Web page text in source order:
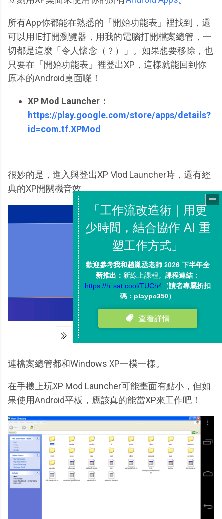
所有App你都能在熟悉的「開始功能表」裡找到，還
可以用IE打開瀏覽器，用我的電腦打開檔案總管，一
切都是這麼「令人懷念（？）」。如果想要移除，也
只要在「開始功能表」裡登出XP，這樣就能回到你
原本的Android桌面囉！
XP Mod Launcher：
https://play.google.com/store/apps/details?
id=com.tf.XPMod
很妙的是，進入與登出XP Mod Launcher時，還有經
典的XP開關機音效。
連檔案總管都和Windows XP一模一樣。
在手機上玩XP Mod Launcher可能畫面有點小，但如
果使用Android平板，應該真的能當XP來工作吧！